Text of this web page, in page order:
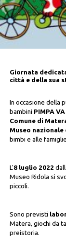
Giornata
città e della sua
In occasione della
bambini PIMPA
Comune di
Museo
bimbi e alle
L'8 luglio 2022
Museo Ridola si
piccoli.
Sono previsti
Matera, giochi da
preistoria.